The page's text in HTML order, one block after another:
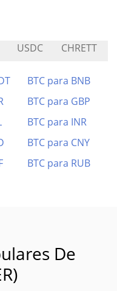
USDC CHRETT
BTC para BNB
BTC para GBP
BTC para INR
BTC para CNY
BTC para RUB
De